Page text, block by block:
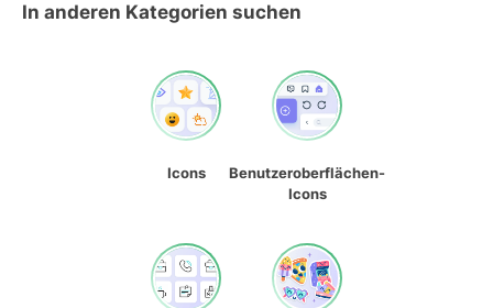
In anderen Kategorien suchen
Icons
Benutzeroberflächen-
Icons